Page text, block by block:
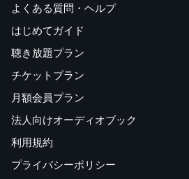
よくある質問・ヘルプ
はじめてガイド
聴き放題プラン
チケットプラン
月額会員プラン
法人向けオーディオブック
利用規約
プライバシーポリシー